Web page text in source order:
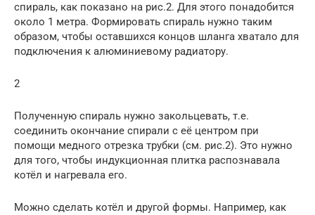
спираль, как показано на рис.2. Для этого понадобится
около 1 метра. Формировать спираль нужно таким
образом, чтобы оставшихся концов шланга хватало для
подключения к алюминиевому радиатору.
2
Полученную спираль нужно закольцевать, т.е.
соединить окончание спирали с её центром при
помощи медного отрезка трубки (см. рис.2). Это нужно
для того, чтобы индукционная плитка распознавала
котёл и нагревала его.
Можно сделать котёл и другой формы. Например, как